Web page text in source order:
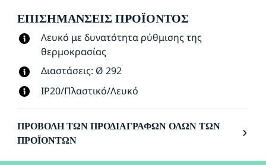
ή να χρησιμοποιήσετε τις προκαθορισμένες
ΕΠΙΣΗΜΆΝΣΕΙΣ ΠΡΟΪΌΝΤΟΣ
Λευκό με δυνατότητα ρύθμισης της
θερμοκρασίας
Διαστάσεις: Ø 292
IP20/Πλαστικό/Λευκό
ΠΡΟΒΟΛΉ ΤΩΝ ΠΡΟΔΙΑΓΡΑΦΏΝ ΌΛΩΝ ΤΩΝ
ΠΡΟΪΌΝΤΩΝ